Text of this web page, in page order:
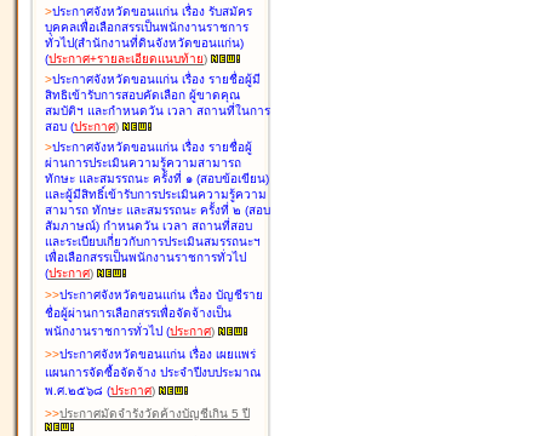
>ประกาศจังหวัดขอนแก่น เรื่อง รับสมัคร
บุคคลเพื่อเลือกสรรเป็นพนักงานราชการ
ทั่วไป(สำนักงานที่ดินจังหวัดขอนแก่น)
(ประกาศ+รายละเอียดแนบท้าย)
>ประกาศจังหวัดขอนแก่น เรื่อง รายชื่อผู้มี
สิทธิเข้ารับการสอบคัดเลือก ผู้ขาดคุณ
สมบัติฯ และกำหนดวัน เวลา สถานที่ในการ
สอบ (ประกาศ)
>ประกาศจังหวัดขอนแก่น เรื่อง รายชื่อผู้
ผ่านการประเมินความรู้ความสามารถ
ทักษะ และสมรรถนะ ครั้งที่ ๑ (สอบข้อเขียน)
และผู้มีสิทธิ์เข้ารับการประเมินความรู้ความ
สามารถ ทักษะ และสมรรถนะ ครั้งที่ ๒ (สอบ
สัมภาษณ์) กำหนดวัน เวลา สถานที่สอบ
และระเบียบเกี่ยวกับการประเมินสมรรถนะฯ
เพื่อเลือกสรรเป็นพนักงานราชการทั่วไป
(ประกาศ)
>>ประกาศจังหวัดขอนแก่น เรื่อง บัญชีราย
ชื่อผู้ผ่านการเลือกสรรเพื่อจัดจ้างเป็น
พนักงานราชการทั่วไป (ประกาศ)
>>ประกาศจังหวัดขอนแก่น เรื่อง เผยแพร่
แผนการจัดซื้อจัดจ้าง ประจำปีงบประมาณ
พ.ศ.๒๕๖๘ (ประกาศ)
>>ประกาศมัดจำรังวัดค้างบัญชีเกิน 5 ปี